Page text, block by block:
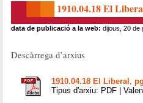
1910.04.18 El
data de publicació a la web: dijous, 20 de
Descàrrega d’arxius
1910.04.18 El Liberal,
Tipus d'arxiu: PDF |